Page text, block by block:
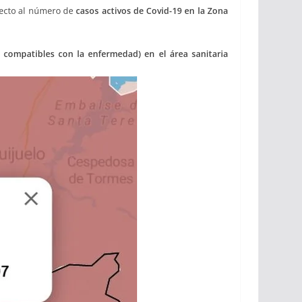
al número decasos activos de Covid-19 en la Zona
con la enfermedad) en el área sanitaria